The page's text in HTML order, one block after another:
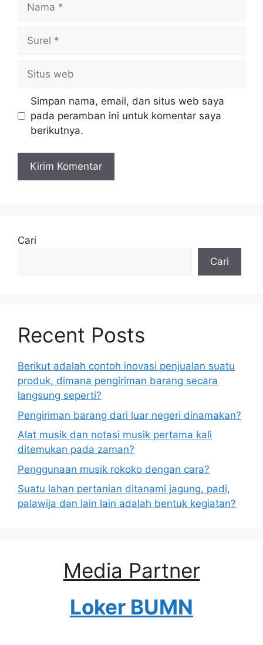
web
Simpan nama, email, dan situs web saya
pada peramban ini untuk komentar saya
berikutnya.
Cari
Cari
Recent Posts
Berikut adalah contoh inovasi penjualan suatu
produk, dimana pengiriman barang secara
langsung seperti?
Pengiriman barang dari luar negeri dinamakan?
Alat musik dan notasi musik pertama kali
ditemukan pada zaman?
Penggunaan musik rokoko dengan cara?
Suatu lahan pertanian ditanami jagung, padi,
palawija dan lain lain adalah bentuk kegiatan?
Media Partner
Loker BUMN